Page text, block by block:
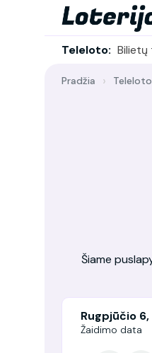
Teleloto: Bilietų
Pradžia Teleloto
Šiame
Rugpjūčio
Žaidimo data